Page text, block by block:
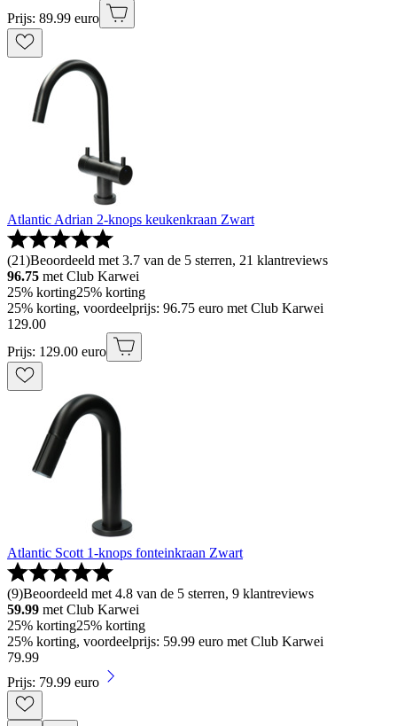
Prijs: 89.99 euro
Atlantic Adrian 2-knops keukenkraan Zwart
(21)Beoordeeld met 3.7 van de 5 sterren, 21 klantreviews
96.75 met Club Karwei
25% korting25% korting
25% korting, voordeelprijs: 96.75 euro met Club Karwei
129.00
Prijs: 129.00 euro
Atlantic Scott 1-knops fonteinkraan Zwart
(9)Beoordeeld met 4.8 van de 5 sterren, 9 klantreviews
59.99 met Club Karwei
25% korting25% korting
25% korting, voordeelprijs: 59.99 euro met Club Karwei
79.99
Prijs: 79.99 euro